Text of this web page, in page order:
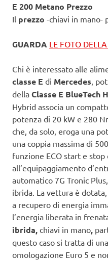
E 200 Metano Prezzo
Il prezzo -chiavi in mano-
GUARDA LE FOTO
Chi è interessato alle
classe E di Mercedes ,
della Classe E BlueTech
Hybrid associa un
potenza di 20 kW e 280
che, da solo, eroga una
una coppia massima di
funzione ECO start e stop
all’equipaggiamento
automatico 7G Tronic
ibrida. La vettura è
a recupero di energia
l’energia liberata in
ibrida, chiavi in mano,
questo caso si tratta di
omologazione Euro 5 e